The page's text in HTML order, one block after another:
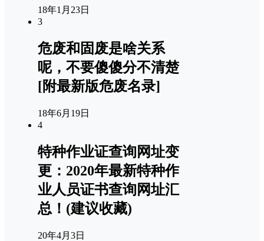
18年1月23日
3
危废和固废是啥关系
呢，不要傻傻分不清楚
[附最新版危废名录]
18年6月19日
4
特种作业证查询网址变
更：2020年最新特种作
业人员证书查询网址汇
总！(建议收藏)
20年4月3日